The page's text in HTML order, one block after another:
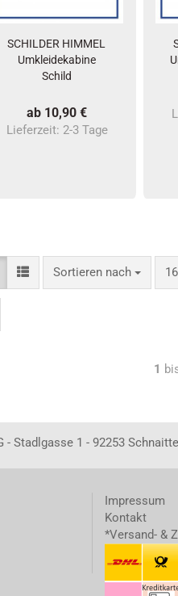
SCHILDER HIMMEL
Umkleidekabine
Schild
ab 10,90 €
Lieferzeit: 2-3 Tage
Sortieren nach
1
1 - 92253
Impressum
Kontakt
*Versand- &